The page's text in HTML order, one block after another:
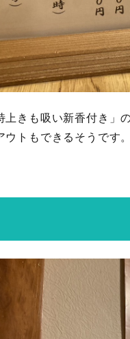
上きも吸い新香付き」
ウトもできるそうです